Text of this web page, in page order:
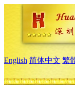
English 简体中文 繁